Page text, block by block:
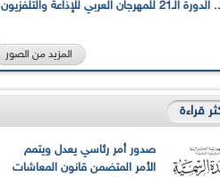
بالصور... الدورة الـ21 للمهرجان العربي للإذاعة والتلفزيون
المزيد من الصور
قراءة
صدور أمر رئاسي يعدل ويتمم
الأمر المتضمن قانون المعاشات